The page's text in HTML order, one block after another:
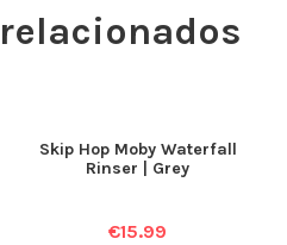
Skip Hop Moby Waterfall
Rinser | Grey
€15.99